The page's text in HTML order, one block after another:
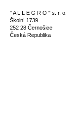
" A L L E G R O " s. r. o.
Školní 1739
252 28 Černošice
Česká Republika